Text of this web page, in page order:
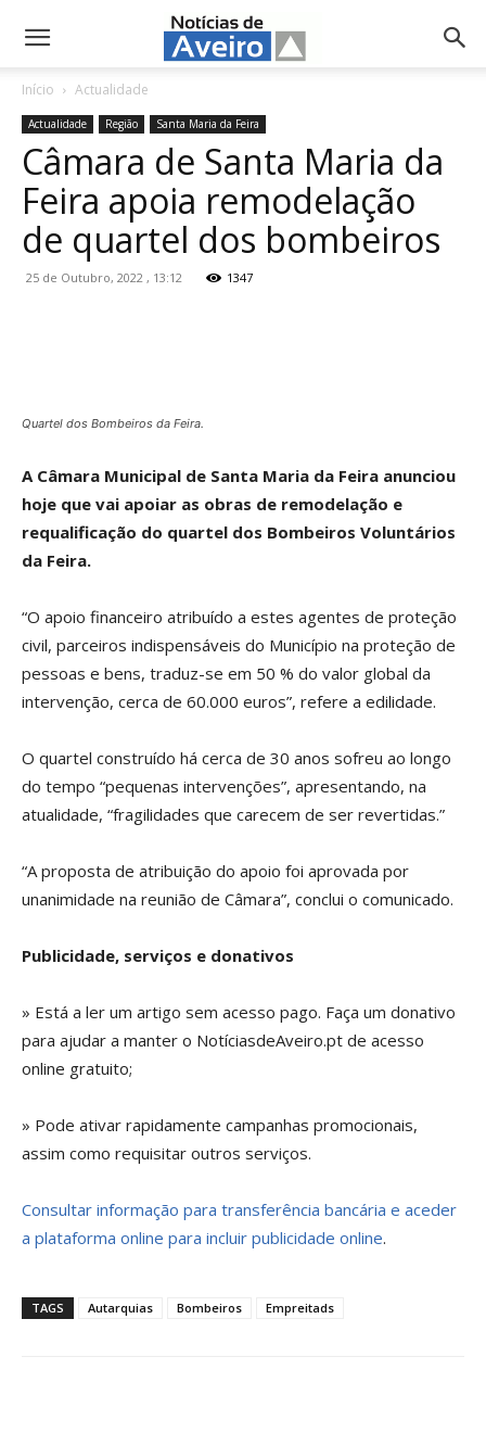
NotíciasdeAveiro.pt
Início Actualidade
Actualidade Região Santa Maria da Feira
Câmara de Santa Maria da
Feira apoia remodelação
de quartel dos bombeiros
25 de Outubro, 2022 , 13:12 1347
Quartel dos Bombeiros da Feira.
A Câmara Municipal de Santa Maria da Feira anunciou
hoje que vai apoiar as obras de remodelação e
requalificação do quartel dos Bombeiros Voluntários
da Feira.
“O apoio financeiro atribuído a estes agentes de proteção
civil, parceiros indispensáveis do Município na proteção de
pessoas e bens, traduz-se em 50 % do valor global da
intervenção, cerca de 60.000 euros”, refere a edilidade.
O quartel construído há cerca de 30 anos sofreu ao longo
do tempo “pequenas intervenções”, apresentando, na
atualidade, “fragilidades que carecem de ser revertidas.”
“A proposta de atribuição do apoio foi aprovada por
unanimidade na reunião de Câmara”, conclui o comunicado.
Publicidade, serviços e donativos
» Está a ler um artigo sem acesso pago. Faça um donativo
para ajudar a manter o NotíciasdeAveiro.pt de acesso
online gratuito;
» Pode ativar rapidamente campanhas promocionais,
assim como requisitar outros serviços.
Consultar informação para transferência bancária e aceder
a plataforma online para incluir publicidade online.
TAGS Autarquias Bombeiros Empreitads